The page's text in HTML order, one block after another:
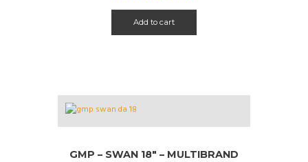
Add to cart
GMP – SWAN 18″ – MULTIBRAND